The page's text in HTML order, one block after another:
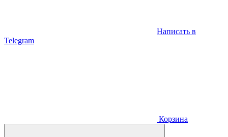
Написать в
Telegram
Корзина